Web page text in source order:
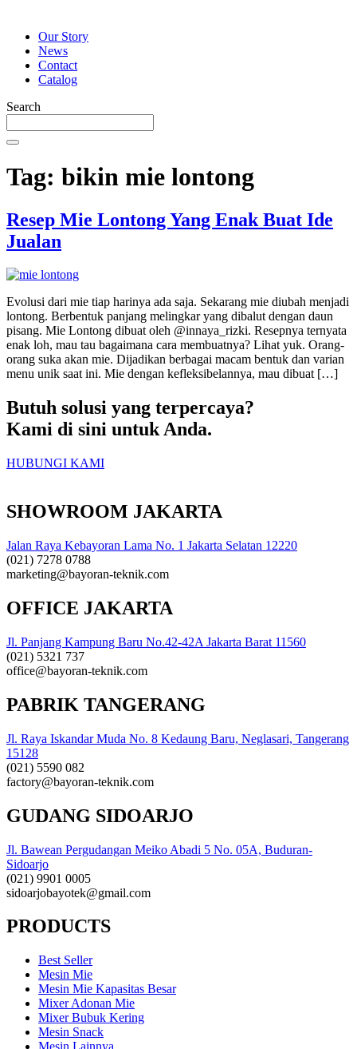
Our Story
News
Contact
Catalog
Search
Tag: bikin mie lontong
Resep Mie Lontong Yang Enak Buat Ide
Jualan
Evolusi dari mie tiap harinya ada saja. Sekarang mie diubah menjadi
lontong. Berbentuk panjang melingkar yang dibalut dengan daun
pisang. Mie Lontong dibuat oleh @innaya_rizki. Resepnya ternyata
enak loh, mau tau bagaimana cara membuatnya? Lihat yuk. Orang-
orang suka akan mie. Dijadikan berbagai macam bentuk dan varian
menu unik saat ini. Mie dengan kefleksibelannya, mau dibuat […]
Butuh solusi yang terpercaya?
Kami di sini untuk Anda.
HUBUNGI KAMI
SHOWROOM JAKARTA
Jalan Raya Kebayoran Lama No. 1 Jakarta Selatan 12220
(021) 7278 0788
marketing@bayoran-teknik.com
OFFICE JAKARTA
Jl. Panjang Kampung Baru No.42-42A Jakarta Barat 11560
(021) 5321 737
office@bayoran-teknik.com
PABRIK TANGERANG
Jl. Raya Iskandar Muda No. 8 Kedaung Baru, Neglasari, Tangerang
15128
(021) 5590 082
factory@bayoran-teknik.com
GUDANG SIDOARJO
Jl. Bawean Pergudangan Meiko Abadi 5 No. 05A, Buduran-
Sidoarjo
(021) 9901 0005
sidoarjobayotek@gmail.com
PRODUCTS
Best Seller
Mesin Mie
Mesin Mie Kapasitas Besar
Mixer Adonan Mie
Mixer Bubuk Kering
Mesin Snack